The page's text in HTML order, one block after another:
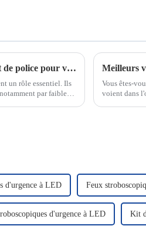
Un guide complet pour choisir les feux d'avertissement de police pour votre véhicule
un rôle essentiel. Ils
par faible
Vous êtes-
voient dans
d'urgence à LED Feux
d'urgence à LED Kit